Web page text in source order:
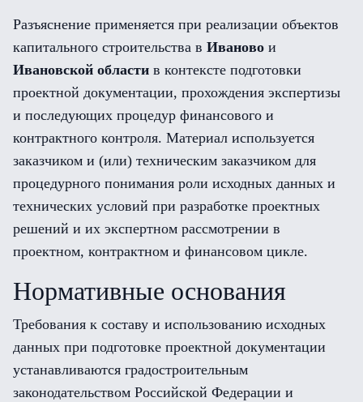
Разъяснение применяется при реализации объектов
капитального строительства в Иваново и
Ивановской области в контексте подготовки
проектной документации, прохождения экспертизы
и последующих процедур финансового и
контрактного контроля. Материал используется
заказчиком и (или) техническим заказчиком для
процедурного понимания роли исходных данных и
технических условий при разработке проектных
решений и их экспертном рассмотрении в
проектном, контрактном и финансовом цикле.
Нормативные основания
Требования к составу и использованию исходных
данных при подготовке проектной документации
устанавливаются градостроительным
законодательством Российской Федерации и